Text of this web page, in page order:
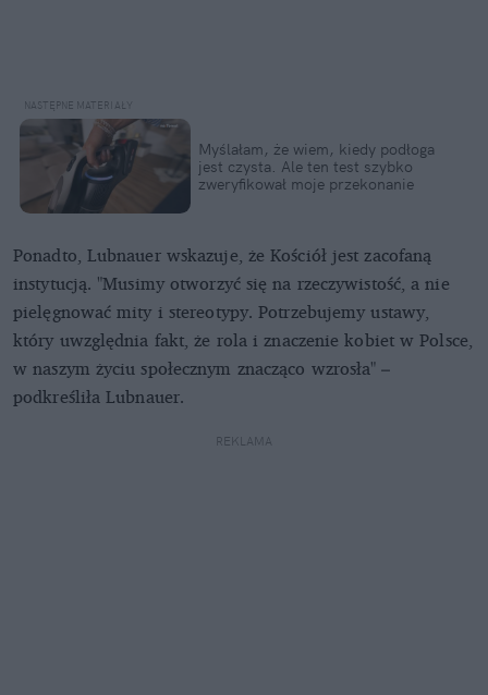
Myślałam, że wiem, kiedy podłoga
jest czysta. Ale ten test szybko
zweryfikował moje przekonanie
Ponadto, Lubnauer wskazuje, że Kościół jest zacofaną
instytucją. "Musimy otworzyć się na rzeczywistość, a nie
pielęgnować mity i stereotypy. Potrzebujemy ustawy,
który uwzględnia fakt, że rola i znaczenie kobiet w Polsce,
w naszym życiu społecznym znacząco wzrosła" –
podkreśliła Lubnauer.
REKLAMA